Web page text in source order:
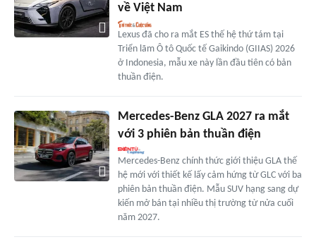
về Việt Nam
Lexus đã cho ra mắt ES thế hệ thứ tám tại
Triển lãm Ô tô Quốc tế Gaikindo (GIIAS) 2026
ở Indonesia, mẫu xe này lần đầu tiên có bản
thuần điện.
Mercedes-Benz GLA 2027 ra mắt
với 3 phiên bản thuần điện
Mercedes-Benz chính thức giới thiệu GLA thế
hệ mới với thiết kế lấy cảm hứng từ GLC với ba
phiên bản thuần điện. Mẫu SUV hạng sang dự
kiến mở bán tại nhiều thị trường từ nửa cuối
năm 2027.